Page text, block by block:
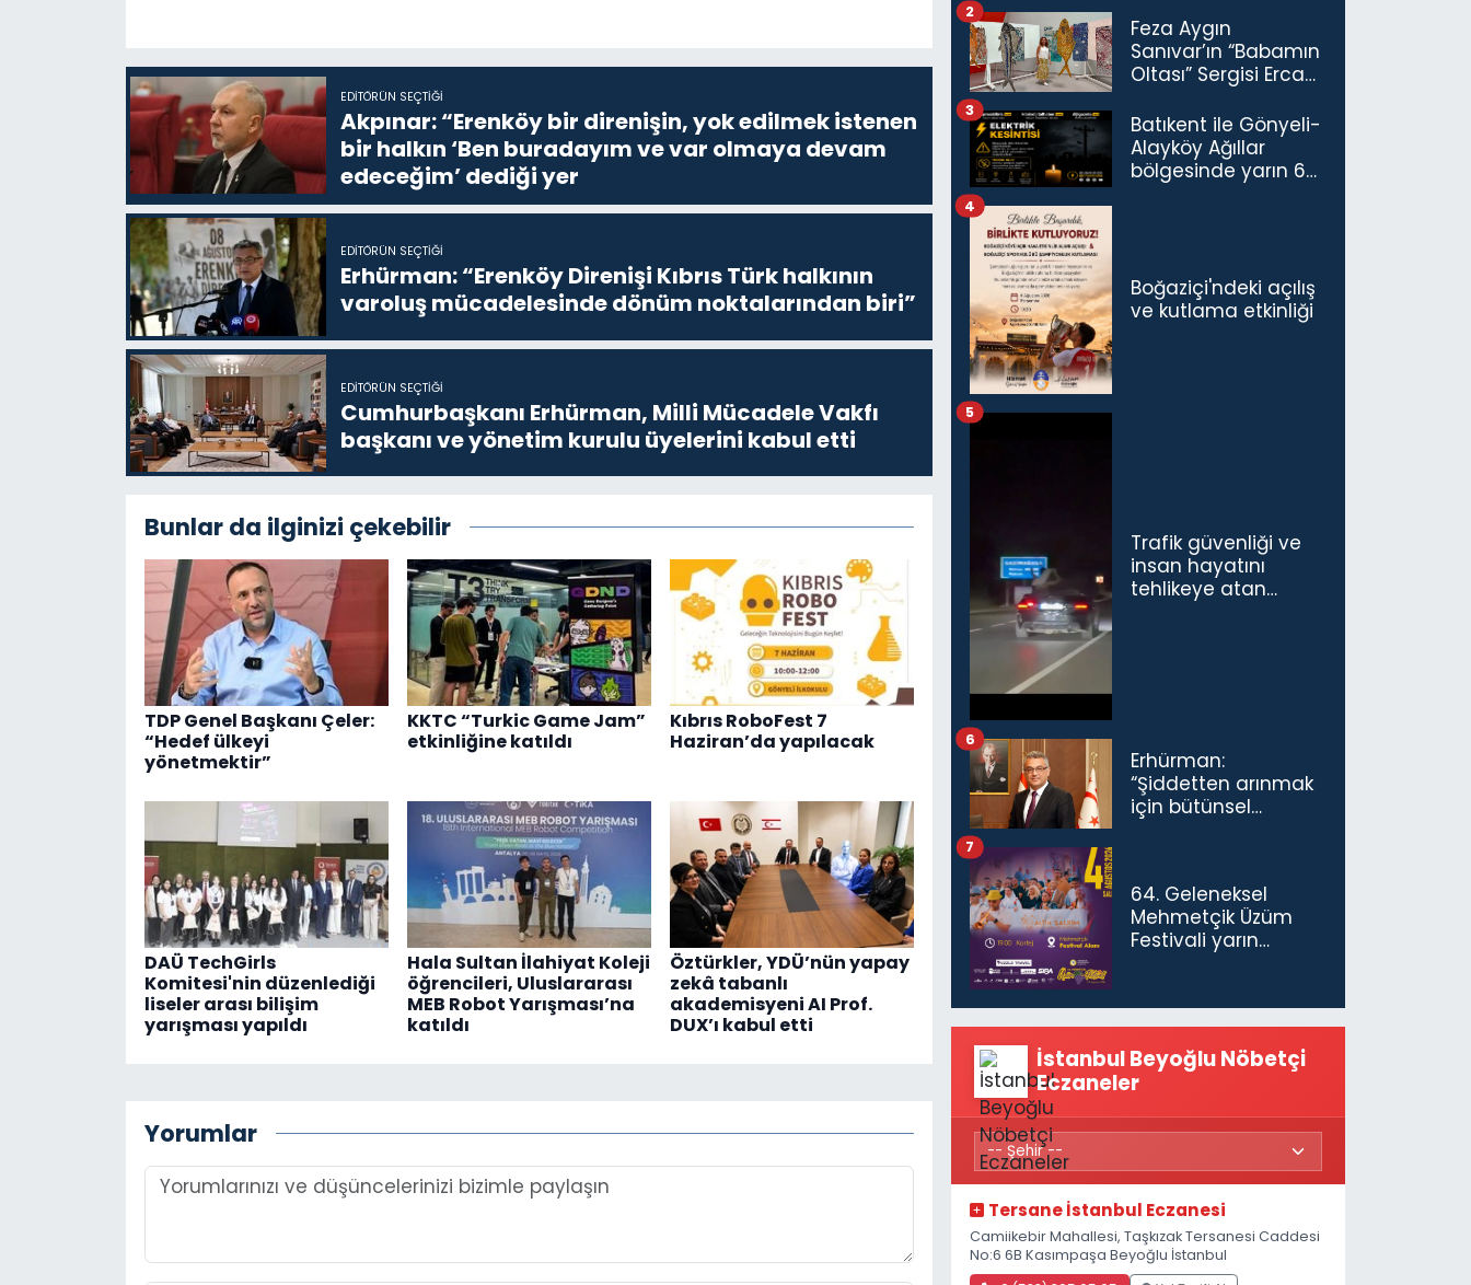
EDITÖRÜN SEÇTIĞI
Akpınar: “Erenköy bir direnişin, yok edilmek istenen
bir halkın ‘Ben buradayım ve var olmaya devam
edeceğim’ dediği yer
EDITÖRÜN SEÇTIĞI
Erhürman: “Erenköy Direnişi Kıbrıs Türk halkının
varoluş mücadelesinde dönüm noktalarından biri”
EDITÖRÜN SEÇTIĞI
Cumhurbaşkanı Erhürman, Milli Mücadele Vakfı
başkanı ve yönetim kurulu üyelerini kabul etti
Bunlar da ilginizi çekebilir
TDP Genel Başkanı Çeler:
“Hedef ülkeyi
yönetmektir”
KKTC “Turkic Game Jam”
etkinliğine katıldı
Kıbrıs RoboFest 7
Haziran’da yapılacak
DAÜ TechGirls
Komitesi'nin düzenlediği
liseler arası bilişim
yarışması yapıldı
Hala Sultan İlahiyat Koleji
öğrencileri, Uluslararası
MEB Robot Yarışması’na
katıldı
Öztürkler, YDÜ’nün yapay
zekâ tabanlı
akademisyeni AI Prof.
DUX’ı kabul etti
Yorumlar
Feza Aygın
Sanıvar’ın “Babamın
Oltası” Sergisi Ercan
Açıldı
2
Batıkent ile Gönyeli-
Alayköy Ağıllar
bölgesinde yarın 6
3
Boğaziçi'ndeki açılış
ve kutlama etkinliği
4
Trafik güvenliği ve
insan hayatını
tehlikeye atan
5
Erhürman:
“Şiddetten arınmak
için bütünsel
6
64. Geleneksel
Mehmetçik Üzüm
Festivali yarın
7
İstanbul Beyoğlu Nöbetçi
Eczaneler
Tersane İstanbul Eczanesi
Camiikebir Mahallesi, Taşkızak Tersanesi Caddesi
No:6 6B Kasımpaşa Beyoğlu İstanbul